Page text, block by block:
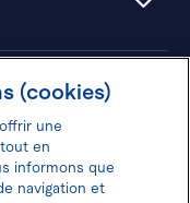
(cookies)
une
en
informons que
navigation et